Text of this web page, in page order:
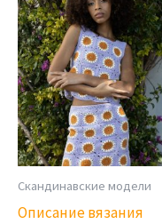
Скандинавские модели
Описание вязания